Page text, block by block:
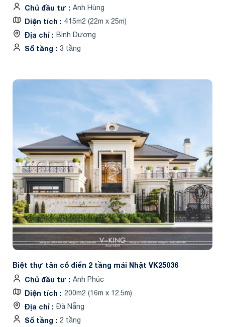
Chủ đầu tư
Anh Hùng
Diện tích 415m2 (22m x 25m)
Địa chỉ Bình Dương
Số tầng 3 tầng
Biệt thự tân cổ điển 2 tầng mái Nhật VK25036
Chủ đầu tư
Anh Phúc
Diện tích 200m2 (16m x 12.5m)
Địa chỉ Đà Nẵng
Số tầng 2 tầng